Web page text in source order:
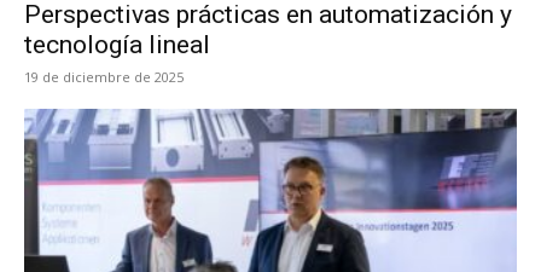
Perspectivas prácticas en automatización y
tecnología lineal
19 de diciembre de 2025